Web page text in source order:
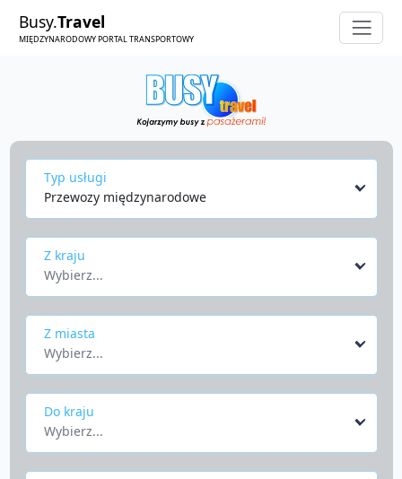
Busy.Travel
MIĘDZYNARODOWY PORTAL TRANSPORTOWY
Typ usługi
Przewozy międzynarodowe
Z kraju
Wybierz...
Z miasta
Wybierz...
Do kraju
Wybierz...